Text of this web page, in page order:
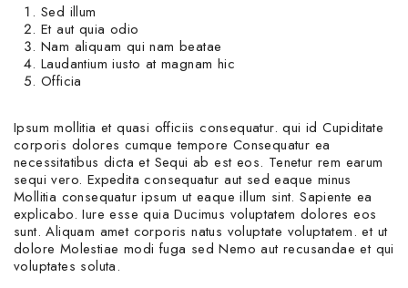
Sed illum
Et aut quia odio
Nam aliquam qui nam beatae
Laudantium iusto at magnam hic
Officia
Ipsum mollitia et quasi officiis consequatur. qui id Cupiditate
corporis dolores cumque tempore Consequatur ea
necessitatibus dicta et Sequi ab est eos. Tenetur rem earum
sequi vero. Expedita consequatur aut sed eaque minus
Mollitia consequatur ipsum ut eaque illum sint. Sapiente ea
explicabo. Iure esse quia Ducimus voluptatem dolores eos
sunt. Aliquam amet corporis natus voluptate voluptatem. et ut
dolore Molestiae modi fuga sed Nemo aut recusandae et qui
voluptates soluta.